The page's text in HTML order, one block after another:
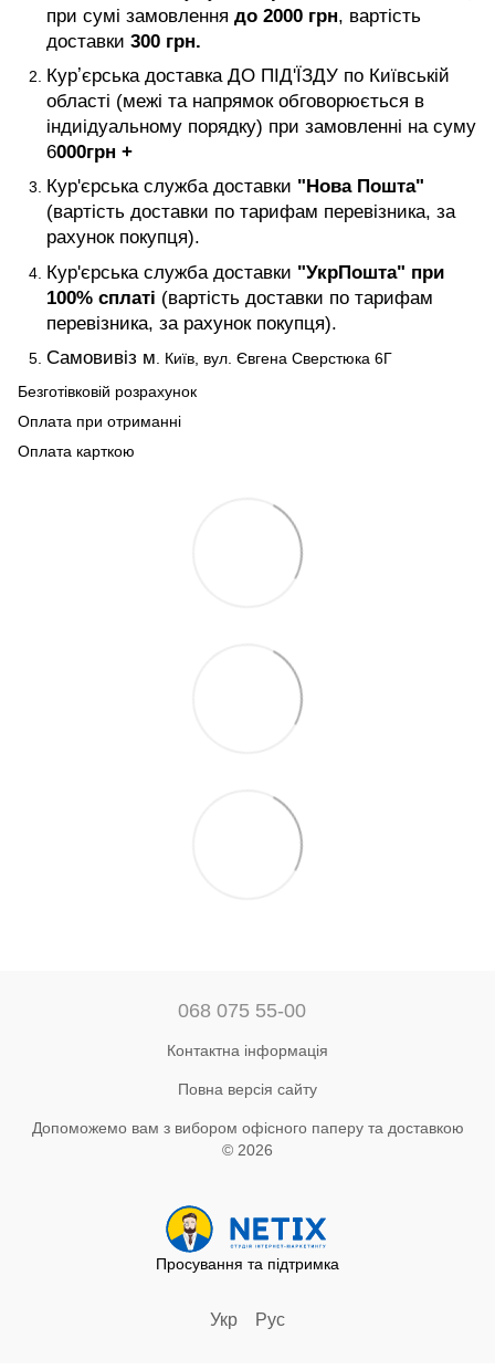
при сумі замовлення до 2000 грн, вартість
доставки 300 грн.
Курʼєрська доставка ДО ПІД'ЇЗДУ по Київській
області (межі та напрямок обговорюється в
індиідуальному порядку) при замовленні на суму
6000грн +
Кур'єрська служба доставки "Нова Пошта"
(вартість доставки по тарифам перевізника, за
рахунок покупця).
Кур'єрська служба доставки "УкрПошта" при
100% сплаті (вартість доставки по тарифам
перевізника, за рахунок покупця).
Самовивіз м . Київ, вул. Євгена Сверстюка 6Г
Безготівковій розрахунок
Оплата при отриманні
Оплата карткою
068 075 55-00
Контактна інформація
Повна версія сайту
Допоможемо вам з вибором офісного паперу та доставкою
© 2026
Просування та підтримка
Укр Рус